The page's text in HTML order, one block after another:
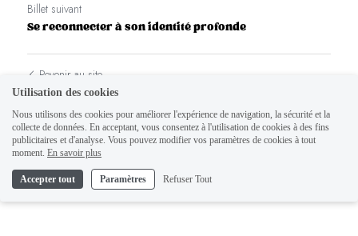
Billet suivant
Se reconnecter à son identité profonde
Revenir au site
Utilisation des cookies
Nous utilisons des cookies pour améliorer l'expérience de navigation, la sécurité et la
collecte de données. En acceptant, vous consentez à l'utilisation de cookies à des fins
publicitaires et d'analyse. Vous pouvez modifier vos paramètres de cookies à tout
moment. En savoir plus
Accepter tout Paramètres Refuser Tout